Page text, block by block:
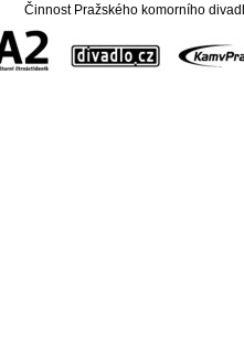
Činnost Pražského komorního